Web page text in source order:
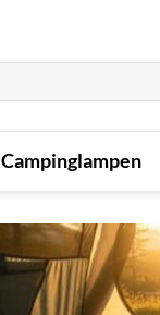
Campinglampen